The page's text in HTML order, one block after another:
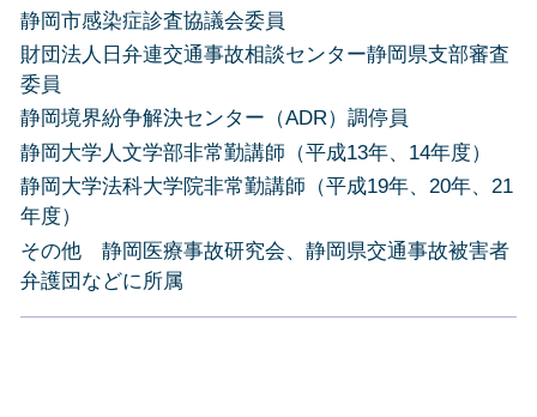
静岡市感染症診査協議会委員
財団法人日弁連交通事故相談センター静岡県支部審査
委員
静岡境界紛争解決センター（ADR）調停員
静岡大学人文学部非常勤講師（平成13年、14年度）
静岡大学法科大学院非常勤講師（平成19年、20年、21
年度）
その他 静岡医療事故研究会、静岡県交通事故被害者
弁護団などに所属